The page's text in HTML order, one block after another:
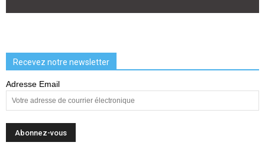
Recevez notre newsletter
Adresse Email